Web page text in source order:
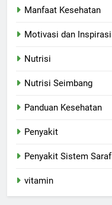
Manfaat Kesehatan
Motivasi dan Inspirasi
Nutrisi
Nutrisi Seimbang
Panduan Kesehatan
Penyakit
Penyakit Sistem Saraf
vitamin